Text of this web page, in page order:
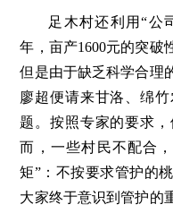
足木村还利用“公
年，亩产1600元的突破
但是由于缺乏科学合理
廖超便请来甘洛、绵
题。按照专家的要求
而，一些村民不配合
矩”：不按要求管护的
大家终于意识到管护的